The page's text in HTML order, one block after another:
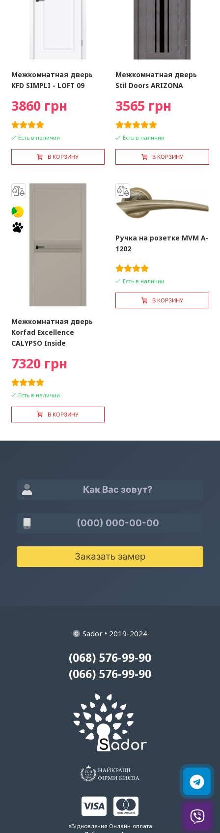
Межкомнатная дверь
KFD SIMPLI - LOFT 09
3860 грн
Есть в наличии
В КОРЗИНУ
Межкомнатная дверь
Stil Doors ARIZONA
3565 грн
Есть в наличии
В КОРЗИНУ
Межкомнатная дверь
Korfad Excellence
CALYPSO Inside
7320 грн
Есть в наличии
В КОРЗИНУ
Ручка на розетке MVM A-
1202
Есть в наличии
В КОРЗИНУ
Заказать замер
Sador • 2019-2024
(068) 576-99-90
(066) 576-99-90
єВідновлення Онлайн-оплата